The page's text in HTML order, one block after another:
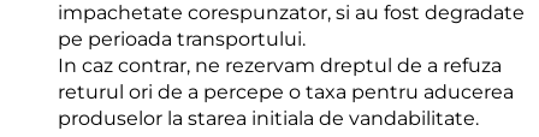
impachetate corespunzator, si au fost degradate
pe perioada transportului.
In caz contrar, ne rezervam dreptul de a refuza
returul ori de a percepe o taxa pentru aducerea
produselor la starea initiala de vandabilitate.